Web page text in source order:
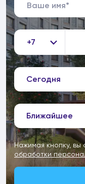
+7
Сегодня
Ближайшее
Нажимая кнопку,
обработки